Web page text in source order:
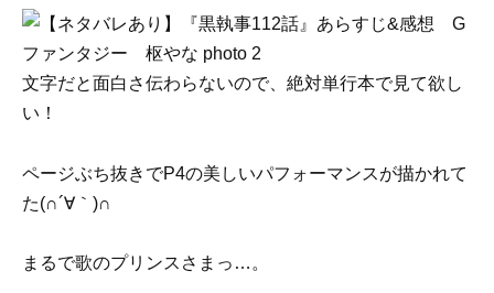
文字だと面白さ伝わらないので、絶対単行本で見て欲し
い！
ページぶち抜きでP4の美しいパフォーマンスが描かれて
た(∩´∀｀)∩
まるで歌のプリンスさまっ…。